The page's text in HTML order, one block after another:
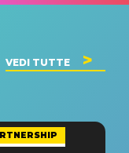
VEDI TUTTE